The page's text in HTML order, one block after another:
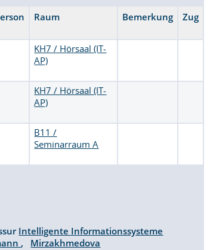
Raum Bemerkung Zug
KH7 / Hörsaal (IT-
AP)
KH7 / Hörsaal (IT-
AP)
B11 /
Seminarraum A
Intelligente Informationssysteme
, Mirzakhmedova